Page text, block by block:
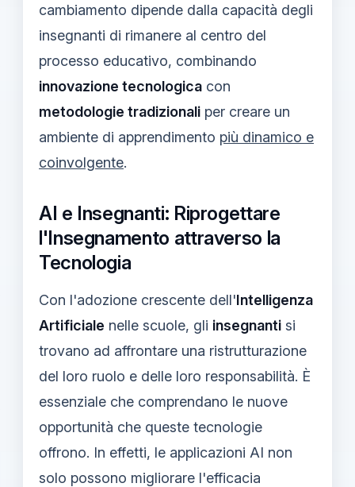
cambiamento dipende dalla capacità degli
insegnanti di rimanere al centro del
processo educativo, combinando
innovazione tecnologica con
metodologie tradizionali per creare un
ambiente di apprendimento più dinamico e
coinvolgente.
AI e Insegnanti: Riprogettare
l'Insegnamento attraverso la
Tecnologia
Con l'adozione crescente dell'Intelligenza
Artificiale nelle scuole, gli insegnanti si
trovano ad affrontare una ristrutturazione
del loro ruolo e delle loro responsabilità. È
essenziale che comprendano le nuove
opportunità che queste tecnologie
offrono. In effetti, le applicazioni AI non
solo possono migliorare l'efficacia